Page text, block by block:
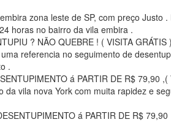
zona leste de SP, com preço
horas no bairro da vila embira .
? NÃO QUEBRE ! ( VISITA GRÁTIS )
referencia no seguimento de
.
á PARTIR DE R$ 79,90 ,(
vila nova York com muita rapidez e
á PARTIR DE R$ 79,90